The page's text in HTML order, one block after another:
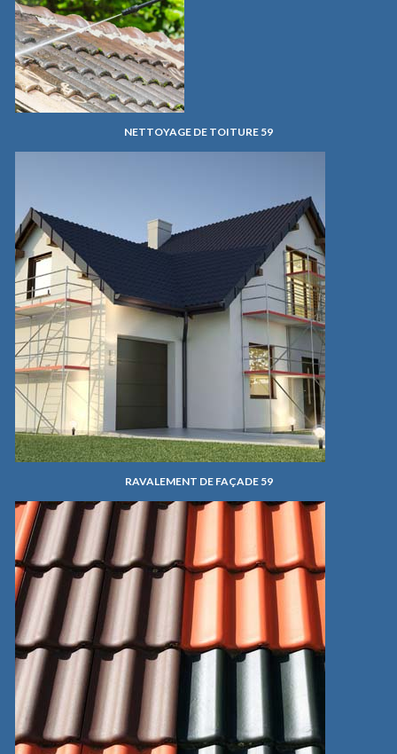
NETTOYAGE DE TOITURE 59
RAVALEMENT DE FAÇADE 59